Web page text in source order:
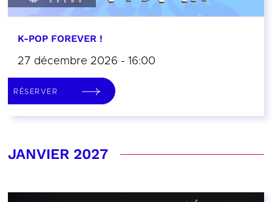
K-POP FOREVER !
27 décembre 2026 - 16:00
RÉSERVER
JANVIER 2027